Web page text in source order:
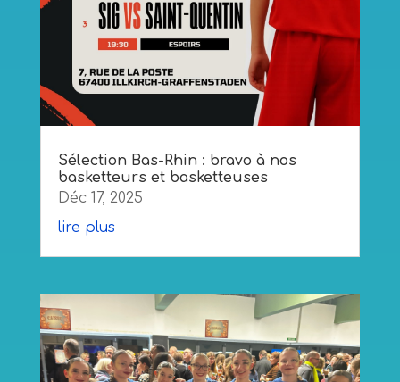
Sélection Bas-Rhin : bravo à nos
basketteurs et basketteuses
Déc 17, 2025
lire plus